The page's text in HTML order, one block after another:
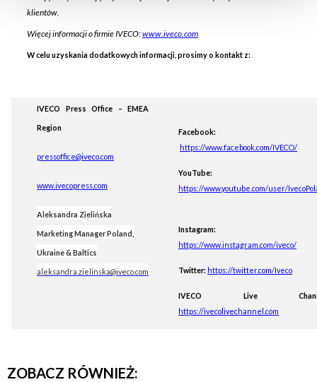
typy opcjonalnych plików cookie może używać ta strona,
wybierz "Ustawienia ", a następnie kliknij "OK", aby
klientów.
Więcej informacji o firmie IVECO:www.iveco.com
W celu uzyskania dodatkowych informacji, prosimy o kontakt z:
IVECO Press Office – EMEA
Region
pressoffice@iveco.com
www.ivecopress.com
Aleksandra Zielińska
Marketing Manager Poland,
Ukraine & Baltics
aleksandra.zielinska@iveco.com
Facebook:
https://www.facebook.com/IVECO/
YouTube:
https://www.youtube.com/user/
Instagram:
https://www.instagram.com/iveco/
Twitter: https://twitter.com/Iveco
IVECO Live
https://ivecolivechannel.com
ZOBACZ RÓWNIEŻ: